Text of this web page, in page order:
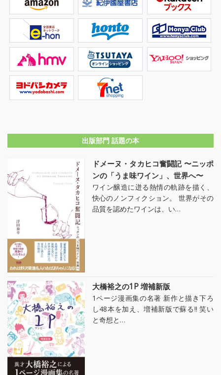
出版部門 話題の本
ドメーヌ・タカヒコ奮闘記 〜ニッポ
ンの「うま味ワイン」、世界へ〜
ワイン醸造に迸る熱情の軌跡を描く、
快心のノンフィクション。 世界がその
品質を認めたワインは、い…
大橋裕之の1P 増補新版
1ページ漫画集の名著 新作と描き下ろ
し48本を加え、増補新版で蘇る!! 笑い
と奇想と…